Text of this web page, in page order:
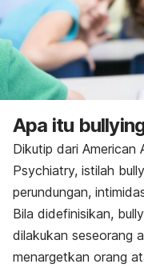
Apa itu
Dikutip dari
Psychiatry, istilah
perundungan,
Bila didefinisikan,
dilakukan seseorang
menargetkan orang